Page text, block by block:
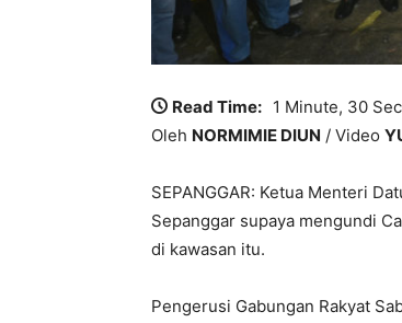
Read Time: 1 Minute, 30
Oleh NORMIMIE DIUN / Video
SEPANGGAR: Ketua Menteri
Sepanggar supaya mengundi
di kawasan itu.
Pengerusi Gabungan Rakyat